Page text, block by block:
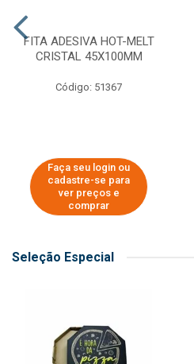
FITA ADESIVA HOT-MELT
CRISTAL 45X100MM
Código: 51367
Faça seu login ou
cadastre-se para
ver preços e
comprar
Seleção Especial